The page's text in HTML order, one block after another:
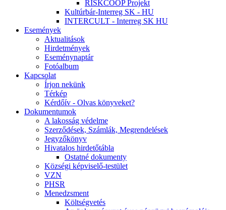
RISKCOOP Projekt
Kultúrbár-Interreg SK - HU
INTERCULT - Interreg SK HU
Események
Aktualitások
Hirdetmények
Eseménynaptár
Fotóalbum
Kapcsolat
Írjon nekünk
Térkép
Kérdőív - Olvas könyveket?
Dokumentumok
A lakosság védelme
Szerződések, Számlák, Megrendelések
Jegyzőkönyv
Hivatalos hirdetőtábla
Ostatné dokumenty
Községi képviselő-testület
VZN
PHSR
Menedzsment
Költségvetés